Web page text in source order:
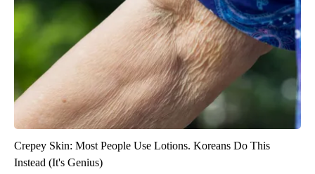
Crepey Skin: Most People Use Lotions. Koreans Do This
Instead (It's Genius)